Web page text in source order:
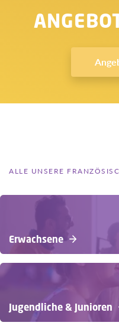
ALLE UNSERE
Erwachsene
Jugendliche & Junioren